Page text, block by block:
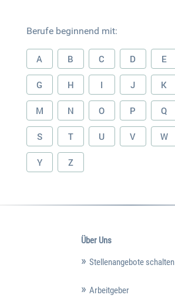
Berufe beginnend mit:
A B C D E
G H I J K
M N O P Q
S T U V W
Y Z
Über Uns
Stellenangebote schalten
Arbeitgeber